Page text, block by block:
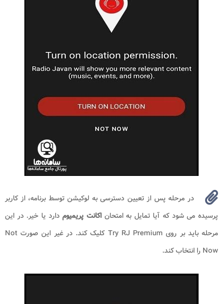
در مرحله پس از تعیین دسترسی به لوکیشن توسط برنامه، از کاربر
پرسیده می شود که آیا تمایل به امتحاناکانت پریمیومدارد یا خیر. در این
مرحله باید بر روی Try RJ Premium کلیک کند. در غیر این صورت Not
Now را انتخاب کند.